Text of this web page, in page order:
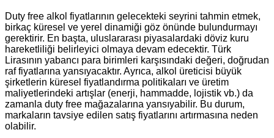
Duty free alkol fiyatlarının gelecekteki seyrini tahmin etmek,
birkaç küresel ve yerel dinamiği göz önünde bulundurmayı
gerektirir. En başta, uluslararası piyasalardaki döviz kuru
hareketliliği belirleyici olmaya devam edecektir. Türk
Lirasının yabancı para birimleri karşısındaki değeri, doğrudan
raf fiyatlarına yansıyacaktır. Ayrıca, alkol üreticisi büyük
şirketlerin küresel fiyatlandırma politikaları ve üretim
maliyetlerindeki artışlar (enerji, hammadde, lojistik vb.) da
zamanla duty free mağazalarına yansıyabilir. Bu durum,
markaların tavsiye edilen satış fiyatlarını artırmasına neden
olabilir.